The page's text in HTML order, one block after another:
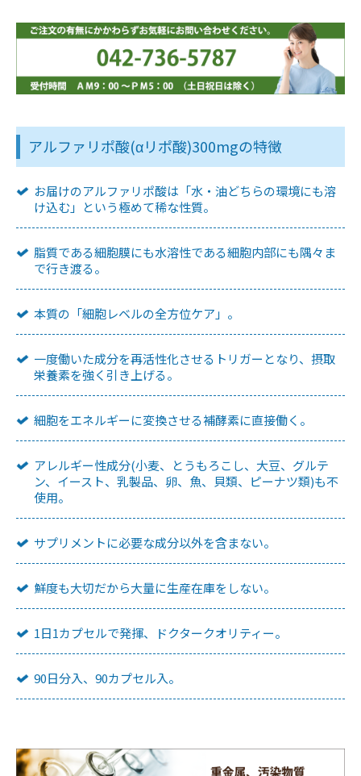
アルファリポ酸(αリポ酸)300mgの特徴
お届けのアルファリポ酸は「水・油どちらの環境にも溶
け込む」という極めて稀な性質。
脂質である細胞膜にも水溶性である細胞内部にも隅々ま
で行き渡る。
本質の「細胞レベルの全方位ケア」。
一度働いた成分を再活性化させるトリガーとなり、摂取
栄養素を強く引き上げる。
細胞をエネルギーに変換させる補酵素に直接働く。
アレルギー性成分(小麦、とうもろこし、大豆、グルテ
ン、イースト、乳製品、卵、魚、貝類、ピーナツ類)も不
使用。
サプリメントに必要な成分以外を含まない。
鮮度も大切だから大量に生産在庫をしない。
1日1カプセルで発揮、ドクタークオリティー。
90日分入、90カプセル入。